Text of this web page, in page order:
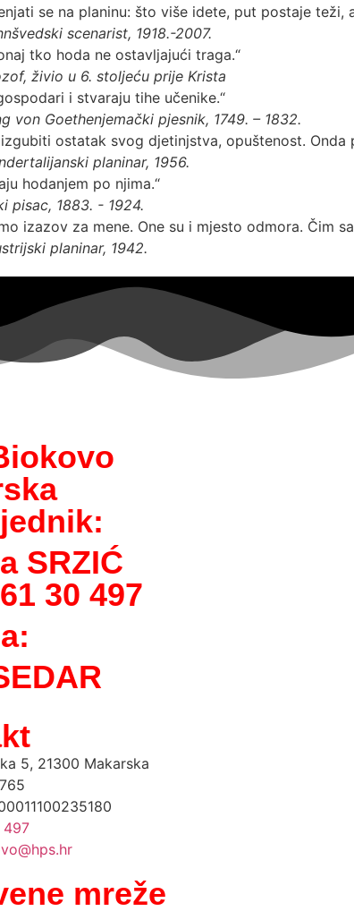
se na planinu: što više idete, put postaje teži,
švedski scenarist, 1918.-2007.
tko hoda ne ostavljajući traga.“
živio u 6. stoljeću prije Krista
i stvaraju tihe učenike.“
von Goethenjemački pjesnik, 1749. – 1832.
ostatak svog djetinjstva, opuštenost. Onda
talijanski planinar, 1956.
hodanjem po njima.“
pisac, 1883. - 1924.
izazov za mene. One su i mjesto odmora. Čim
planinar, 1942.
SRZIĆ
30 497
5, 21300 Makarska
497
mreže